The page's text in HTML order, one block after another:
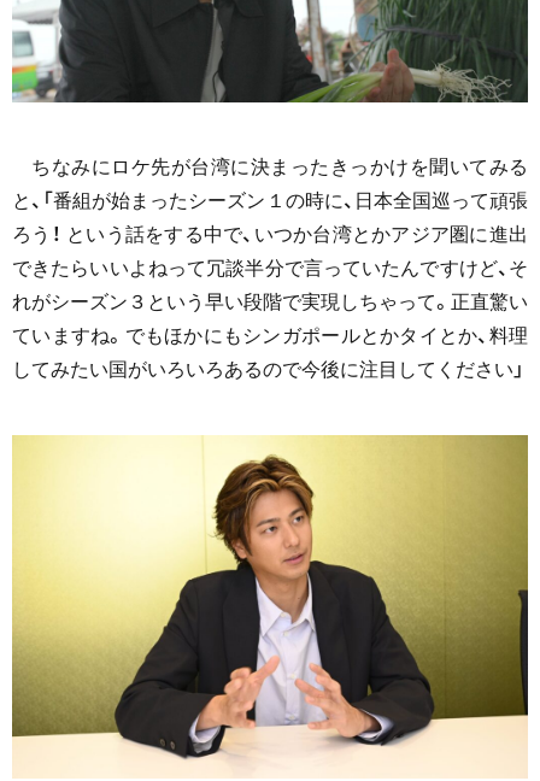
ちなみにロケ先が台湾に決まったきっかけを聞いてみる
と、「番組が始まったシーズン１の時に、日本全国巡って頑張
ろう！ という話をする中で、いつか台湾とかアジア圏に進出
できたらいいよねって冗談半分で言っていたんですけど、そ
れがシーズン３という早い段階で実現しちゃって。正直驚い
ていますね。でもほかにもシンガポールとかタイとか、料理
してみたい国がいろいろあるので今後に注目してください」